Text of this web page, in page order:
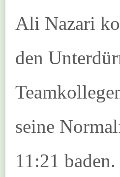
Ali Nazari
den
seine
11:21